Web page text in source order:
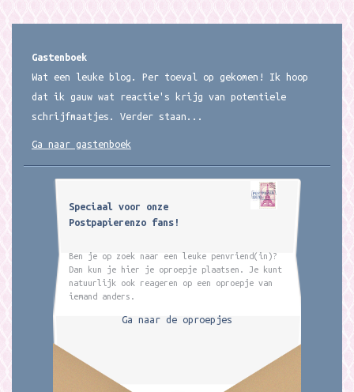
Gastenboek
Wat een leuke blog. Per toeval op gekomen! Ik hoop
dat ik gauw wat reactie's krijg van potentiele
schrijfmaatjes. Verder staan...
Ga naar gastenboek
Speciaal voor onze
Postpapierenzo fans!
Ben je op zoek naar een leuke penvriend(in)?
Dan kun je hier je oproepje plaatsen. Je kunt
natuurlijk ook reageren op een oproepje van
iemand anders.
Ga naar de oproepjes